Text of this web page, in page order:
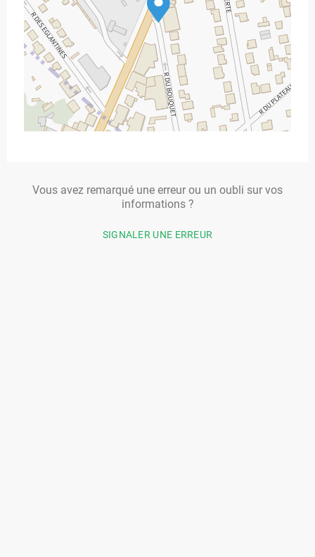
Vous avez remarqué une erreur ou un oubli sur vos
informations ?
SIGNALER UNE ERREUR